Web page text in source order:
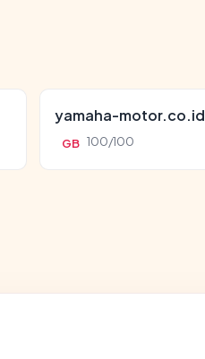
yamaha-motor.co.id
GB 100/100